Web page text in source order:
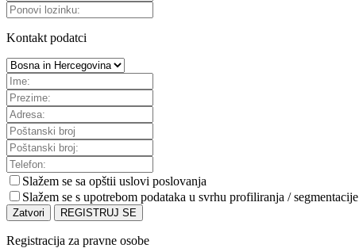
Kontakt podatci
Slažem se sa opštii uslovi poslovanja
Slažem se s upotrebom podataka u svrhu profiliranja / segmentacije
Zatvori REGISTRUJ SE
Registracija za pravne osobe